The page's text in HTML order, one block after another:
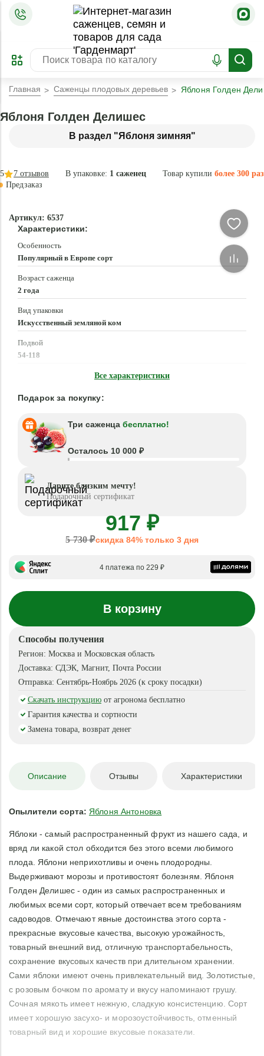
ПРЕДЗАКАЗ
ЗАБРОНИРОВАТЬ
ЛУЧШЕЕ
Главная Саженцы плодовых деревьев Яблоня Голден
В раздел "Яблоня зимняя"
Яблоня Голден Делишес
В упаковке: 1 саженец Товар купили более 300 раз
5 7 отзывов
Предзаказ
Артикул: 6537
Характеристики:
Особенность
Популярный в Европе сорт
Возраст саженца
2 года
Вид упаковки
Искусственный земляной ком
Подвой
54-118
Все характеристики
Подарок за покупку:
Три саженца бесплатно!
Осталось 10 000 ₽
Дарите близким мечту!
Подарочный сертификат
917 ₽
5 730 ₽скидка 84% только 3 дня
4 платежа по 229 ₽
В корзину
Способы получения
Регион: Москва и Московская область
Доставка: СДЭК, Магнит, Почта России
Отправка: Сентябрь-Ноябрь 2026 (к сроку посадки)
Скачать инструкцию от агронома бесплатно
Гарантия качества и сортности
Замена товара, возврат денег
Описание Отзывы Характеристики
Опылители сорта: Яблоня Антоновка
Яблоки - самый распространенный фрукт из нашего сада, и
вряд ли какой стол обходится без этого всеми любимого
плода. Яблони неприхотливы и очень плодородны.
Выдерживают морозы и противостоят болезням. Яблоня
Голден Делишес - один из самых распространенных и
любимых всеми сорт, который отвечает всем требованиям
садоводов. Отмечают явные достоинства этого сорта -
прекрасные вкусовые качества, высокую урожайность,
товарный внешний вид, отличную транспортабельность,
сохранение вкусовых качеств при длительном хранении.
Сами яблоки имеют очень привлекательный вид. Золотистые,
с розовым бочком по аромату и вкусу напоминают грушу.
Сочная мякоть имеет нежную, сладкую консистенцию. Сорт
имеет хорошую засухо- и морозоустойчивость, отменный
товарный вид и хорошие вкусовые показатели.